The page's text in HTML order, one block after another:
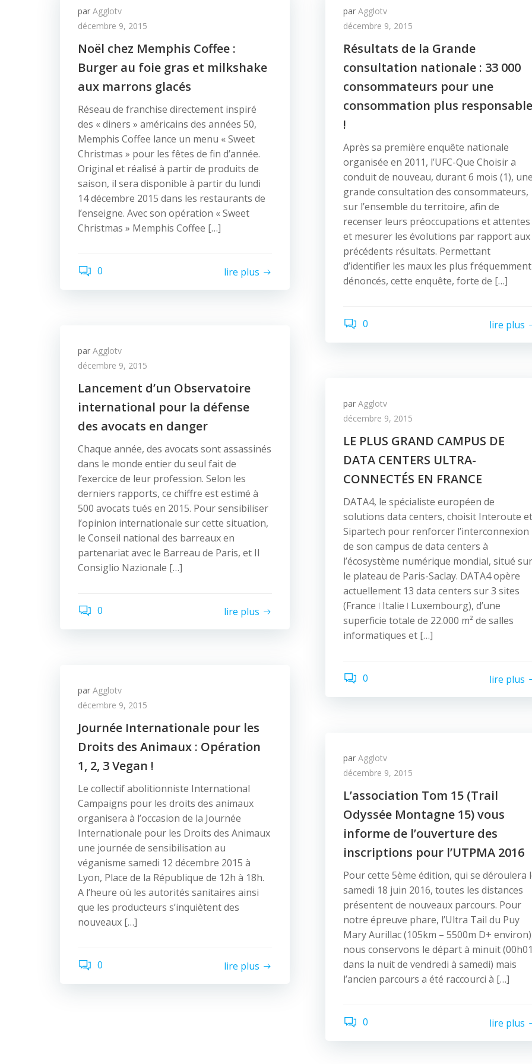
par Agglotv
décembre 9, 2015
Noël chez Memphis Coffee :
Burger au foie gras et milkshake
aux marrons glacés
Réseau de franchise directement inspiré
des « diners » américains des années 50,
Memphis Coffee lance un menu « Sweet
Christmas » pour les fêtes de fin d’année.
Original et réalisé à partir de produits de
saison, il sera disponible à partir du lundi
14 décembre 2015 dans les restaurants de
l’enseigne. Avec son opération « Sweet
Christmas » Memphis Coffee […]
0 lire plus
par Agglotv
décembre 9, 2015
Résultats de la Grande
consultation nationale : 33 000
consommateurs pour une
consommation plus responsable
!
Après sa première enquête nationale
organisée en 2011, l’UFC-Que Choisir a
conduit de nouveau, durant 6 mois (1),
grande consultation des consommateurs,
sur l’ensemble du territoire, afin de
recenser leurs préoccupations et attentes
et mesurer les évolutions par rapport aux
précédents résultats. Permettant
d’identifier les maux les plus fréquemment
dénoncés, cette enquête, forte de […]
0 lire plus
par Agglotv
décembre 9, 2015
Lancement d’un Observatoire
international pour la défense
des avocats en danger
Chaque année, des avocats sont assassinés
dans le monde entier du seul fait de
l’exercice de leur profession. Selon les
derniers rapports, ce chiffre est estimé à
500 avocats tués en 2015. Pour sensibiliser
l’opinion internationale sur cette situation,
le Conseil national des barreaux en
partenariat avec le Barreau de Paris, et Il
Consiglio Nazionale […]
0 lire plus
par Agglotv
décembre 9, 2015
LE PLUS GRAND CAMPUS DE
DATA CENTERS ULTRA-
CONNECTÉS EN FRANCE
DATA4, le spécialiste européen de
solutions data centers, choisit Interoute et
Sipartech pour renforcer l’interconnexion
de son campus de data centers à
l’écosystème numérique mondial, situé sur
le plateau de Paris-Saclay. DATA4 opère
actuellement 13 data centers sur 3 sites
(France ǀ Italie ǀ Luxembourg), d’une
superficie totale de 22.000 m² de salles
informatiques et […]
0 lire plus
par Agglotv
décembre 9, 2015
Journée Internationale pour les
Droits des Animaux : Opération
1, 2, 3 Vegan !
Le collectif abolitionniste International
Campaigns pour les droits des animaux
organisera à l’occasion de la Journée
Internationale pour les Droits des Animaux
une journée de sensibilisation au
véganisme samedi 12 décembre 2015 à
Lyon, Place de la République de 12h à 18h.
A l’heure où les autorités sanitaires ainsi
que les producteurs s’inquiètent des
nouveaux […]
0 lire plus
par Agglotv
décembre 9, 2015
L’association Tom 15 (Trail
Odyssée Montagne 15) vous
informe de l’ouverture des
inscriptions pour l’UTPMA 2016
Pour cette 5ème édition, qui se déroulera
samedi 18 juin 2016, toutes les distances
présentent de nouveaux parcours. Pour
notre épreuve phare, l’Ultra Tail du Puy
Mary Aurillac (105km – 5500m D+
nous conservons le départ à minuit
dans la nuit de vendredi à samedi) mais
l’ancien parcours a été raccourci à […]
0 lire plus